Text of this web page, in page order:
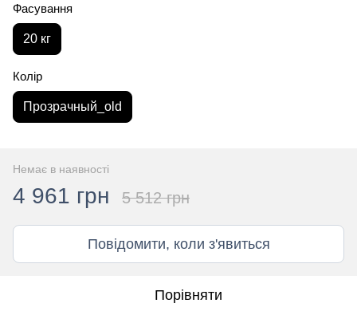
Фасування
20 кг
Колір
Прозрачный_old
Немає в наявності
4 961 грн 5 512 грн
Повідомити, коли з'явиться
Порівняти